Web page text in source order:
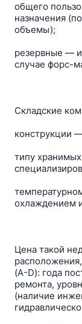
общего
назначения
объемы);
резервные —
случае форс-
Складские
конструкции
типу
охлаждением
Цена такой
(A-D): года
ремонта,
(наличие